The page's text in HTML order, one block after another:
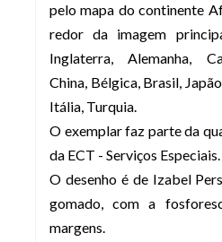
pelo mapa do continente
redor da imagem
Inglaterra, Alemanha,
China, Bélgica, Brasil,
Itália, Turquia.
O exemplar faz parte da
da ECT - Serviços Especiais.
O desenho é de Izabel
gomado, com a
margens.